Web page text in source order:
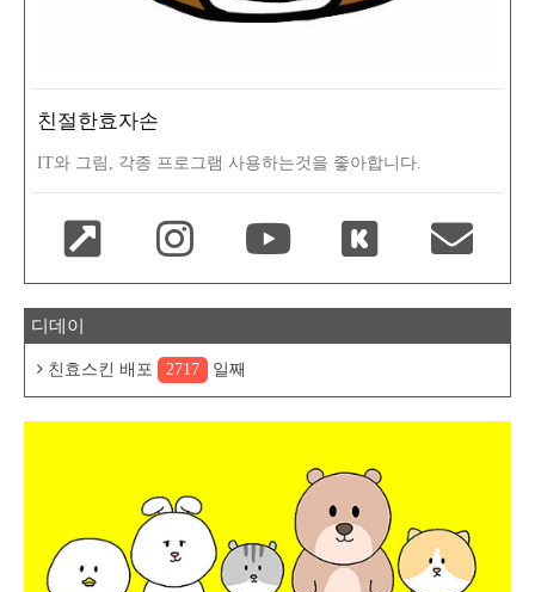
친절한효자손
IT와 그림, 각종 프로그램 사용하는것을 좋아합니다.
디데이
친효스킨 배포 2717 일째